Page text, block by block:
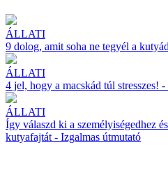
ÁLLATI
9 dolog, amit soha ne tegyél a
ÁLLATI
4 jel, hogy a macskád túl stresszes!
ÁLLATI
Így válaszd ki a személyiségedhez
kutyafajtát - Izgalmas útmutató